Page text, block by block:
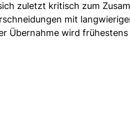
zuletzt kritisch zum
mit
Übernahme wird